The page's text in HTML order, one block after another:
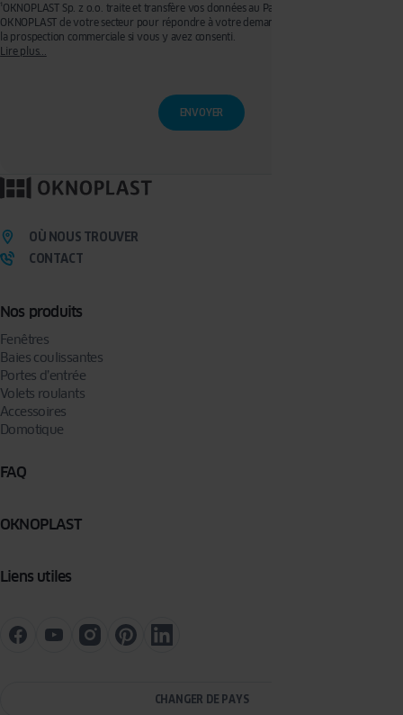
¹OKNOPLAST Sp. z o.o. traite et transfère vos données au Partenaire Premium
OKNOPLAST de votre secteur pour répondre à votre demande de devis et effectuer de
la prospection commerciale si vous y avez consenti.
l’établissement de votre devis. Vous disposez d'un droit d'accès, de rectification, de
retrait de votre consentement ainsi que d'un droit à l'effacement, à la limitation du
traitement et à la portabilité que vous pouvez exercer en écrivant à l’adresse :
Lire plus...
Nos produits
Fenêtres
Baies coulissantes
Portes d’entrée
Volets roulants
Accessoires
Domotique
FAQ
OKNOPLAST
Liens utiles
OÙ NOUS TROUVER
CONTACT
CHANGER DE PAYS